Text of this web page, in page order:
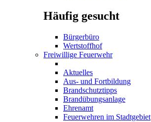
Häufig gesucht
Bürgerbüro
Wertstoffhof
Freiwillige Feuerwehr
Aktuelles
Aus- und Fortbildung
Brandschutztipps
Brandübungsanlage
Ehrenamt
Feuerwehren im Stadtgebiet